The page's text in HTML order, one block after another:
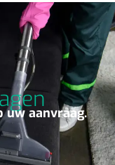
uw aanvraag.